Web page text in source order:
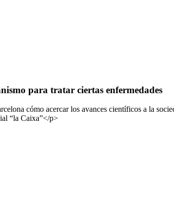
para tratar ciertas enfermedades
cómo acercar los avances científicos a la
“la Caixa”</p>